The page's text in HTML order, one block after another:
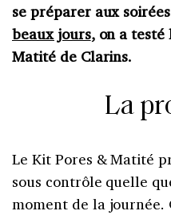
se préparer aux
beaux jours, on a testé
Matité de Clarins.
La
Le Kit Pores & Matité
sous contrôle quelle
moment de la journée.